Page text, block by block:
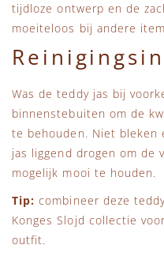
tijdloze ontwerp en de
moeiteloos bij andere
Was de teddy jas bij
binnenstebuiten om de
te behouden. Niet bleken
jas liggend drogen om de
mogelijk mooi te houden.
Tip: combineer deze
Konges Slojd collectie
outfit.